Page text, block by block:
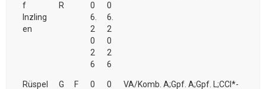
f
Inzling
en
R
0
6.
2
0
2
6
0
6.
2
0
2
6
Rüspel G F 0 0 VA/Komb. A;Gpf. A;Gpf. L;CCI*-